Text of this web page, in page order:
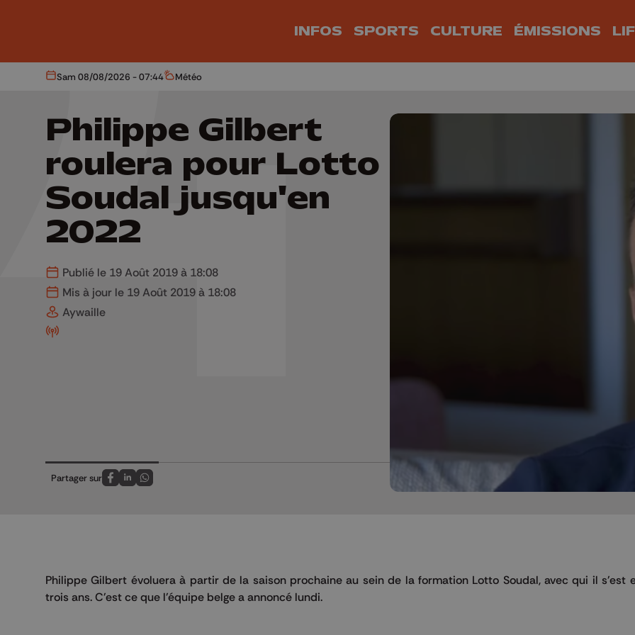
INFOS SPORTS CULTURE ÉMISSIONS
Aujourd'hui
Sam 08/08/2026 - 07:44 Météo
Météo
Philippe Gilbert
roulera pour Lotto
Soudal jusqu'en
2022
Publié le 19 Août 2019 à 18:08
Mis à jour le 19 Août 2019 à 18:08
Aywaille
Partager sur
Partagez sur FaceBook
Partagez sur LinkedIn
Partagez sur Whatsapp
Philippe Gilbert évoluera à partir de la saison prochaine au sein de la formation Lotto Soudal, avec qui il s'est
trois ans. C'est ce que l'équipe belge a annoncé lundi.